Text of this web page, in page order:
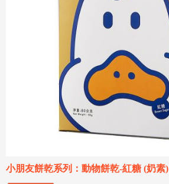
小朋友餅乾系列：動物餅乾-紅糖 (奶素)